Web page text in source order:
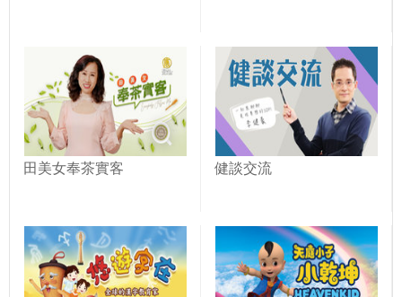
田美女奉茶實客 健談交流